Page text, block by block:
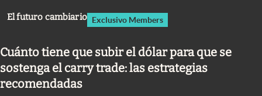
Columnistas
Otras secciones
El futuro cambiario Exclusivo Members
Cuánto tiene que subir el dólar para que se
sostenga el carry trade: las estrategias
recomendadas